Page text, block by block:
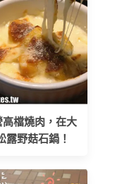
高檔燒肉，在大
露野菇石鍋！